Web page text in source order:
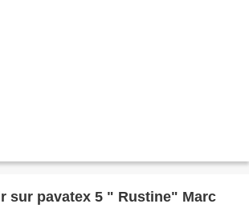
sur pavatex 5 " Rustine" Marc